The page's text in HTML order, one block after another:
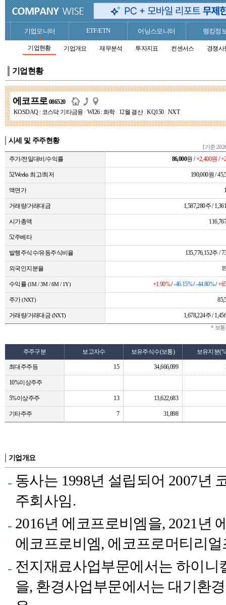
기업모니터 ETF/ETN 어닝스모니터 랭킹정
기업현황 기업개요 재무분석 투자지표 컨센서스 경쟁사
기업현황
에코프로086520
KOSDAQ : 코스닥 기타금융
WI26 : 화학 12월 결산 KQ150 NXT
시세 및 주주현황
[기준
주가/전일대비/수익률 86,000원 /+2,400원 /
52Weeks 최고/최저 190,000원 /
액면가
거래량/거래대금 1,587,280주 /
시가총액
52주베타
발행주식수/유동주식비율 135,776,152주 /
외국인지분율
수익률 (1M / 3M / 6M / 1Y) +1.90%/-46.15%/-44.80%/
주가(NXT)
거래량/거래대금 (NXT) 1,678,224주 /
* 보
주주구분 보고자수 보유주식수(보통) 보유지분
최대주주등 15 34,666,099
10%이상주주
5%이상주주 13 13,622,683
기타주주 7 31,898
기업개요
동사는 1998년 설립되어 2007년
주회사임.
2016년 에코프로비엠을, 2021년
에코프로비엠, 에코프로머티리
전지재료사업부문에서는 하이니
을, 환경사업부문에서는 대기환